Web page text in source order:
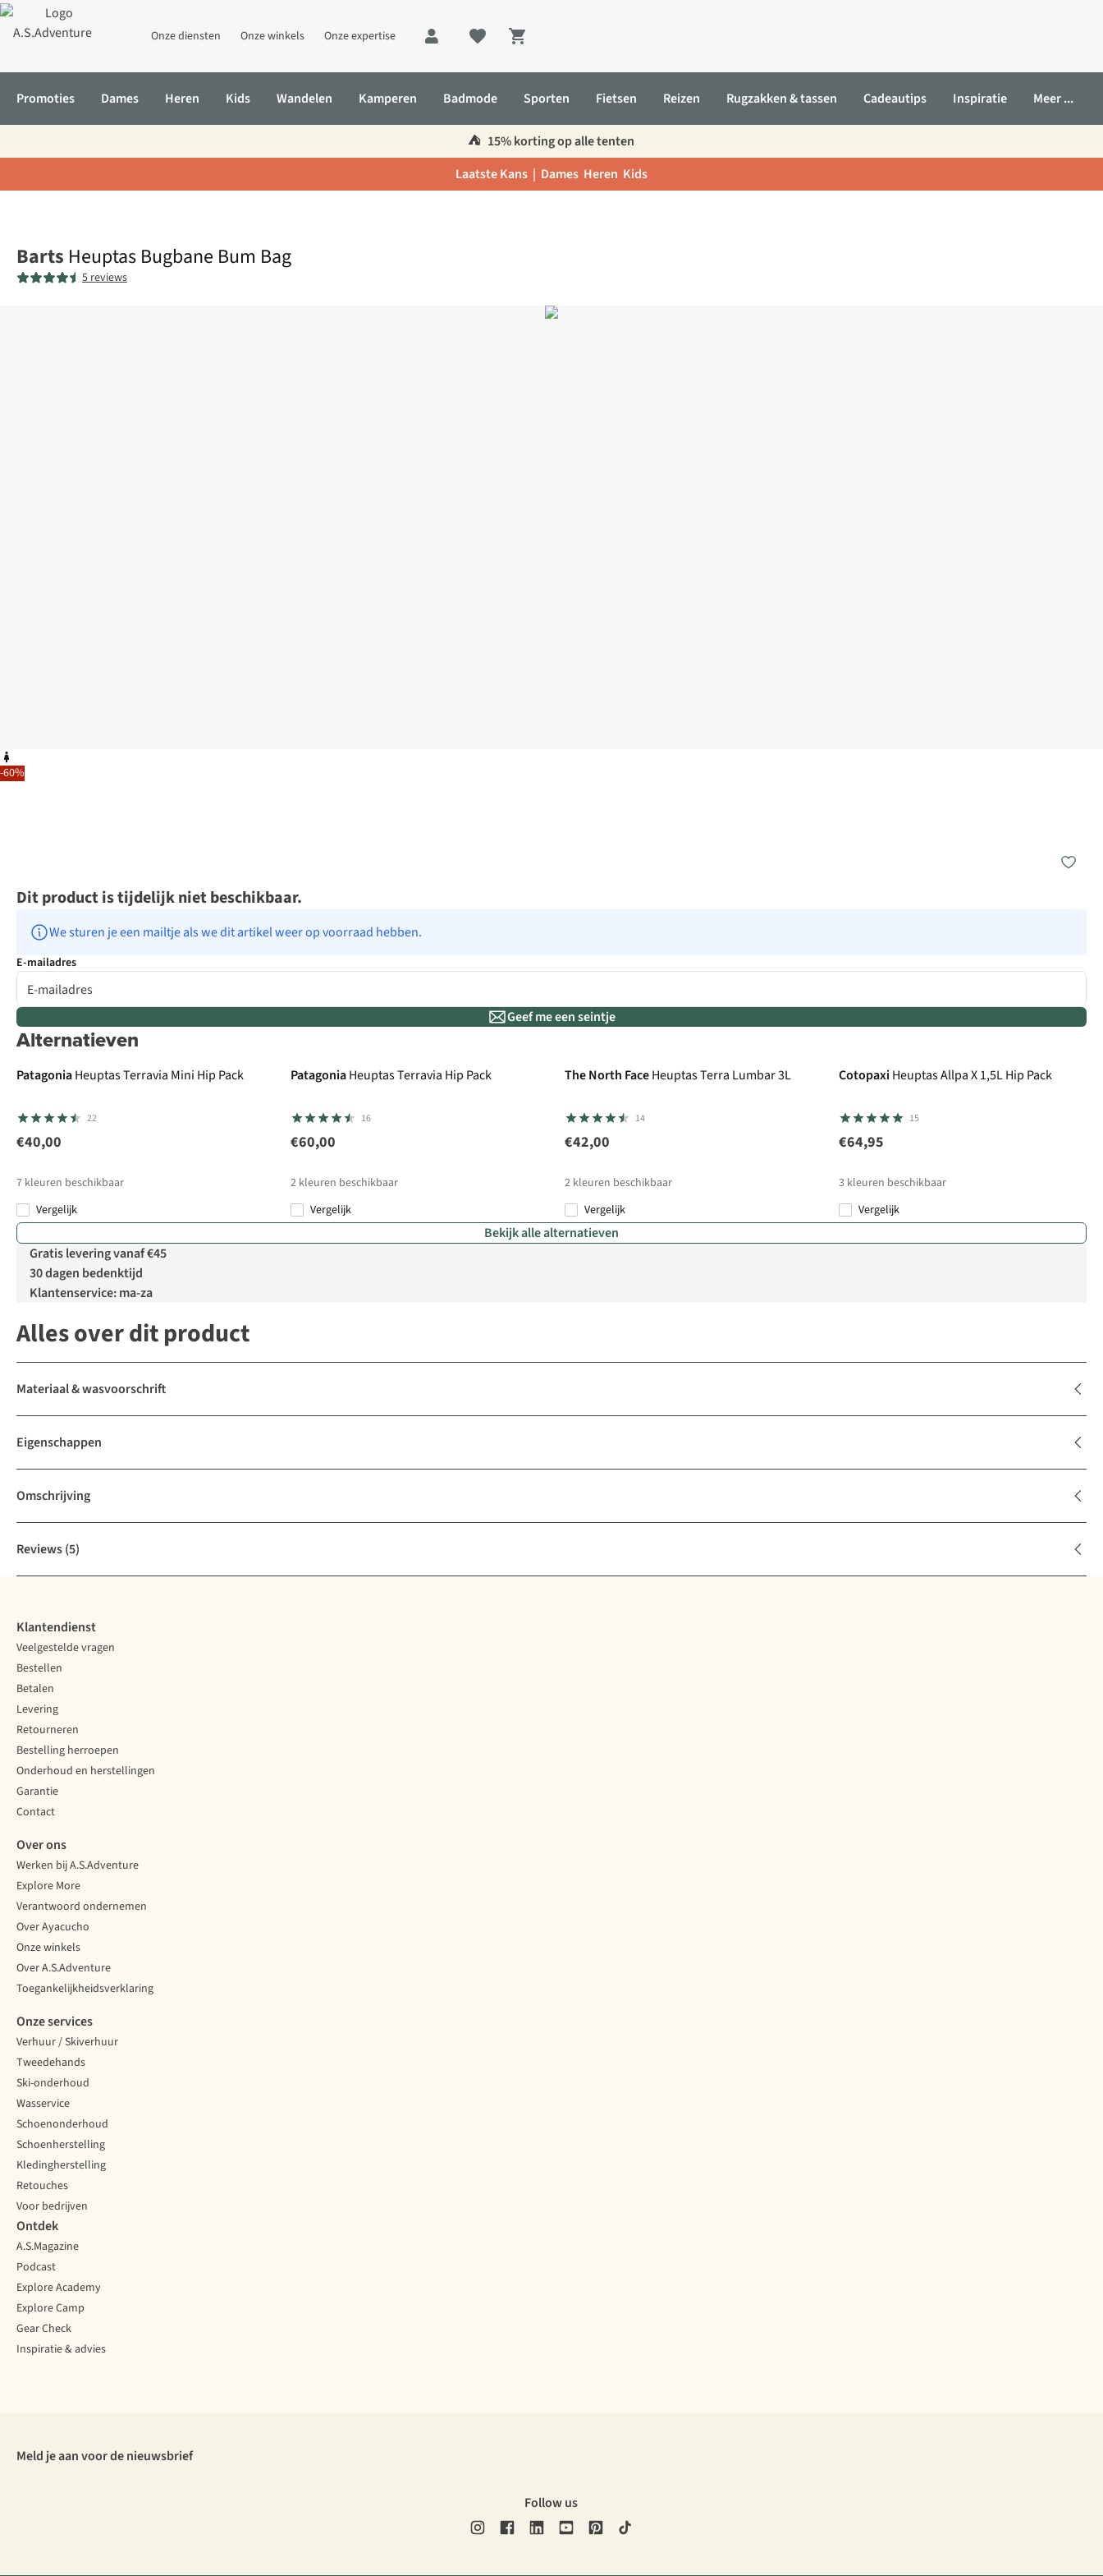
Onze diensten Onze winkels Onze expertise
Shopping cart
Promoties Dames Heren Kids Wandelen Kamperen Badmode Sporten Fietsen Reizen Rugzakken & tassen Cadeautips Inspiratie Meer ...
⛺️ 15% korting op alle tenten
Laatste Kans | Dames Heren Kids
-60%
Barts Heuptas Bugbane Bum Bag
5 reviews
Dit product is tijdelijk niet beschikbaar.
We sturen je een mailtje als we dit artikel weer op voorraad hebben.
E-mailadres
Geef me een seintje
Alternatieven
De keuze van A.S.
PatagoniaHeuptas Terravia Mini Hip Pack
22
€40,00
7 kleuren beschikbaar
Vergelijk
PatagoniaHeuptas Terravia Hip Pack
16
€60,00
2 kleuren beschikbaar
Vergelijk
The North FaceHeuptas Terra Lumbar 3L
14
€42,00
2 kleuren beschikbaar
Vergelijk
CotopaxiHeuptas Allpa X 1,5L Hip Pack
15
€64,95
3 kleuren beschikbaar
Vergelijk
Bekijk alle alternatieven
Gratis levering vanaf €45
30 dagen bedenktijd
Klantenservice: ma-za
Alles over dit product
Materiaal & wasvoorschrift
Eigenschappen
Omschrijving
Reviews(5)
Klantendienst
Veelgestelde vragen
Bestellen
Betalen
Levering
Retourneren
Bestelling herroepen
Onderhoud en herstellingen
Garantie
Contact
Over ons
Werken bij A.S.Adventure
Explore More
Verantwoord ondernemen
Over Ayacucho
Onze winkels
Over A.S.Adventure
Toegankelijkheidsverklaring
Onze services
Verhuur / Skiverhuur
Tweedehands
Ski-onderhoud
Wasservice
Schoenonderhoud
Schoenherstelling
Kledingherstelling
Retouches
Voor bedrijven
Ontdek
A.S.Magazine
Podcast
Explore Academy
Explore Camp
Gear Check
Inspiratie & advies
Meld je aan voor de nieuwsbrief
Follow us